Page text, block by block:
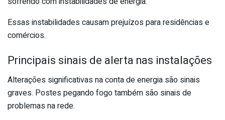
Essas instabilidades causam prejuízos para residências e
comércios.
Principais sinais de alerta nas instalações
Alterações significativas na conta de energia são sinais
graves. Postes pegando fogo também são sinais de
problemas na rede.